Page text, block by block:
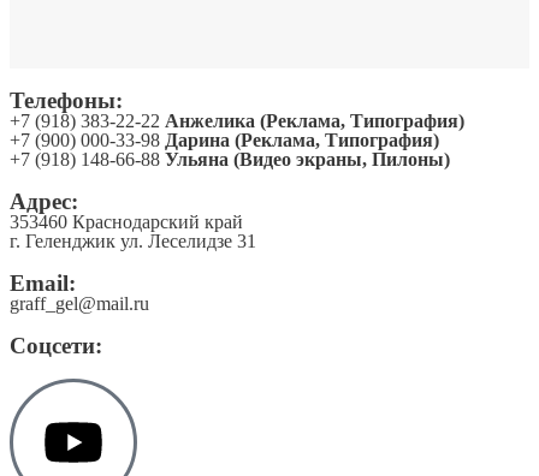
Телефоны:
+7 (918) 383-22-22 Анжелика (Реклама, Типография)
+7 (900) 000-33-98 Дарина (Реклама, Типография)
+7 (918) 148-66-88 Ульяна (Видео экраны, Пилоны)
Адрес:
353460 Краснодарский край
г. Геленджик ул. Леселидзе 31
Email:
graff_gel@mail.ru
Соцсети: